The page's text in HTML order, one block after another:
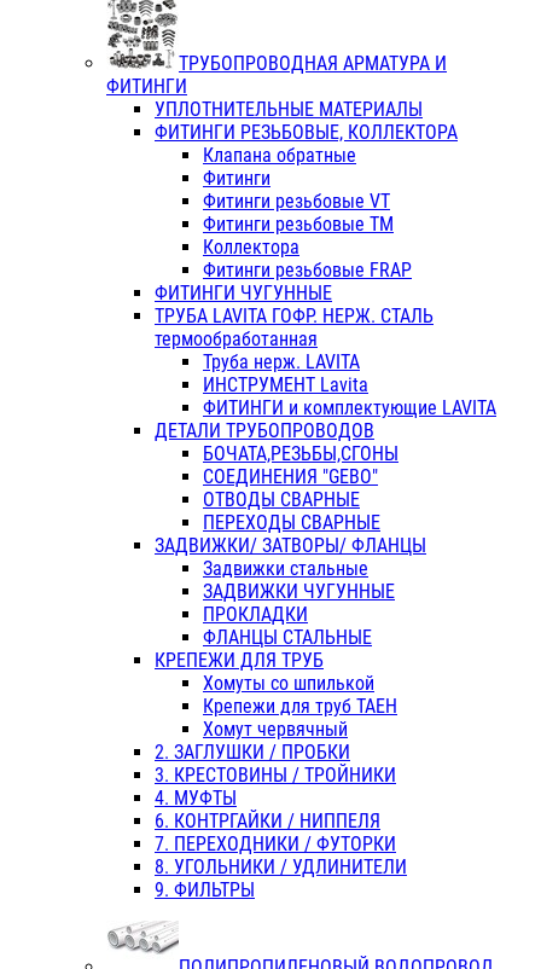
ТРУБОПРОВОДНАЯ АРМАТУРА И
ФИТИНГИ
УПЛОТНИТЕЛЬНЫЕ МАТЕРИАЛЫ
ФИТИНГИ РЕЗЬБОВЫЕ, КОЛЛЕКТОРА
Клапана обратные
Фитинги
Фитинги резьбовые VT
Фитинги резьбовые ТМ
Коллектора
Фитинги резьбовые FRAP
ФИТИНГИ ЧУГУННЫЕ
ТРУБА LAVITA ГОФР. НЕРЖ. СТАЛЬ
термообработанная
Труба нерж. LAVITA
ИНСТРУМЕНТ Lavita
ФИТИНГИ и комплектующие LAVITA
ДЕТАЛИ ТРУБОПРОВОДОВ
БОЧАТА,РЕЗЬБЫ,СГОНЫ
СОЕДИНЕНИЯ "GEBO"
ОТВОДЫ СВАРНЫЕ
ПЕРЕХОДЫ СВАРНЫЕ
ЗАДВИЖКИ/ ЗАТВОРЫ/ ФЛАНЦЫ
Задвижки стальные
ЗАДВИЖКИ ЧУГУННЫЕ
ПРОКЛАДКИ
ФЛАНЦЫ СТАЛЬНЫЕ
КРЕПЕЖИ ДЛЯ ТРУБ
Хомуты со шпилькой
Крепежи для труб ТАЕН
Хомут червячный
2. ЗАГЛУШКИ / ПРОБКИ
3. КРЕСТОВИНЫ / ТРОЙНИКИ
4. МУФТЫ
6. КОНТРГАЙКИ / НИППЕЛЯ
7. ПЕРЕХОДНИКИ / ФУТОРКИ
8. УГОЛЬНИКИ / УДЛИНИТЕЛИ
9. ФИЛЬТРЫ